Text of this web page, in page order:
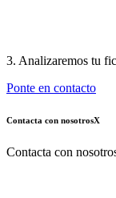
3. Analizaremos tu
Ponte en contacto
Contacta con nosotrosX
Contacta con